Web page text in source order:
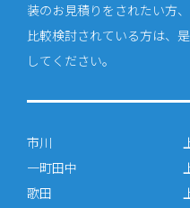
装のお見積りをされたい方
比較検討されている方は、
してください。
市川
一町田中
歌田